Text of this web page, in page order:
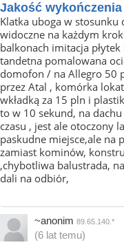
Jakość wykończenia
Klatka uboga w stosunku
widoczne na każdym
balkonach imitacja
tandetna pomalowana
domofon / na Allegro 50
przez Atal , komórka
wkładką za 15 pln i
to w 10 sekund, na
czasu , jest ale otoczony
paskudne miejsce,ale na
zamiast kominów,
,chybotliwa balustrada,
dali na odbiór,
~anonim 89.65.140.*
(6 lat temu)